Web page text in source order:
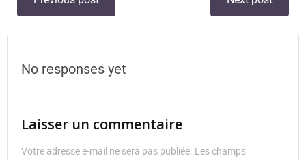
No responses yet
Laisser un commentaire
Votre adresse e-mail ne sera pas publiée. Les champs